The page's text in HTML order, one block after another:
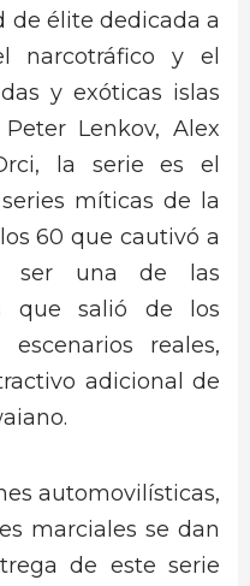
de élite dedicada a
narcotráfico y el
y exóticas islas
Lenkov, Alex
la serie es el
míticas de la
60 que cautivó a
ser una de las
que salió de los
reales,
adicional de
automovilísticas,
marciales se dan
de este serie